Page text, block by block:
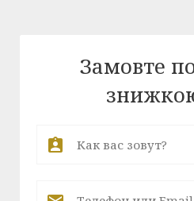
Замовте